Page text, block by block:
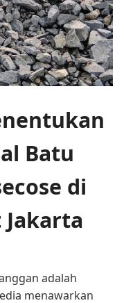
Batu
di
adalah
menawarkan